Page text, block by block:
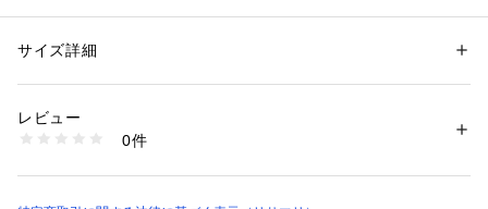
う様子を表現。色とりどりのオーロラ糸やマルチ糸を織り交ぜ
かな印象に。光の角度によって表情を変える繊細なきらめき
が、身に着けるだけでときめきの魔法をかける、ロマンティッ
性別：レディース
素材：ポリエステル・ナイロン・ポリウレタン
商品番号：
N05-65152 （ショップ）
サイズ詳細
レビュー
0件